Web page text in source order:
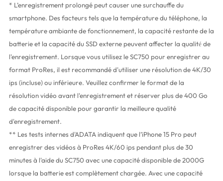
* L’enregistrement prolongé peut causer une surchauffe du
smartphone. Des facteurs tels que la température du téléphone, la
température ambiante de fonctionnement, la capacité restante de la
batterie et la capacité du SSD externe peuvent affecter la qualitéde
l'enregistrement. Lorsque vous utilisez le SC750 pour enregistrer au
format ProRes, il est recommandé d'utiliser une résolution de 4K/30
ips (incluse) ou inférieure. Veuillez confirmer le format de la
résolution vidéo avant l'enregistrement et réserver plus de 400 Go
de capacité disponible pour garantir la meilleure qualité
d'enregistrement.
** Les tests internes d'ADATA indiquent que l’iPhone 15 Pro peut
enregistrer des vidéos à ProRes 4K/60 ips pendant plus de 30
minutes à l'aide du SC750 avec une capacité disponible de 2000G
lorsque la batterie est complètement chargée. Avec une capacité